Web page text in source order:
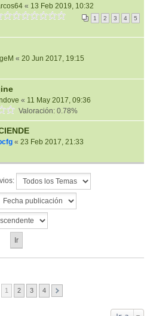
« 13 Feb 2019, 10:32
1 2 3 4 5
« 20 Jun 2017, 19:15
« 11 May 2017, 09:36
Valoración: 0.78%
« 23 Feb 2017, 21:33
1 2 3 4